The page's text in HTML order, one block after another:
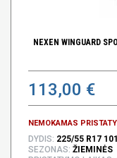
NEXEN WINGUARD
113,00 €
NEMOKAMAS
DYDIS: 225/55 R17
SEZONAS: ŽIEMINĖS